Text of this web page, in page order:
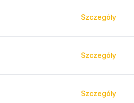
Szczegóły
Szczegóły
Szczegóły